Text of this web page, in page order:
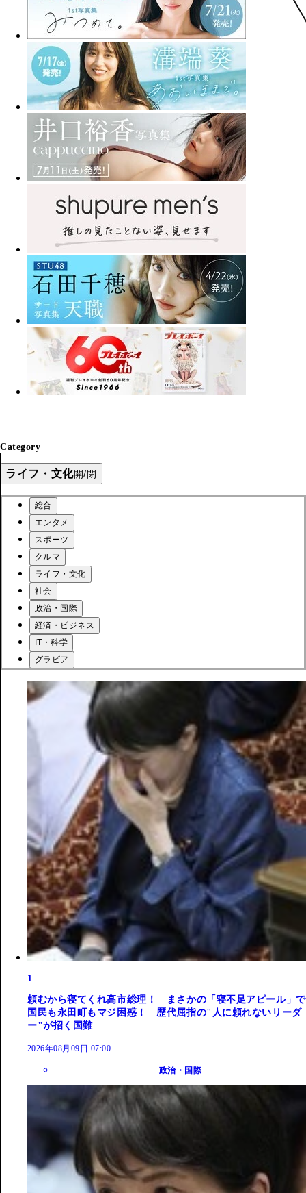
Category
ライフ・文化開/閉
総合
エンタメ
スポーツ
クルマ
ライフ・文化
社会
政治・国際
経済・ビジネス
IT・科学
グラビア
1
頼むから寝てくれ高市総理！ まさかの「寝不足アピール」で
国民も永田町もマジ困惑！ 歴代屈指の"人に頼れないリーダ
ー"が招く国難
2026年08月09日 07:00
政治・国際